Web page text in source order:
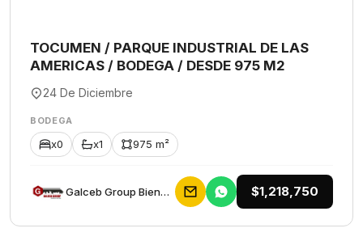
TOCUMEN / PARQUE INDUSTRIAL DE LAS
AMERICAS / BODEGA / DESDE 975 M2
24 De Diciembre
BODEGA
x0 x1 975 m²
Galceb Group Bienes Raices $1,218,750